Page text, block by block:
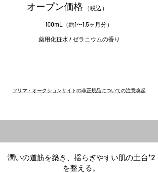
オープン価格 （税込）
100mL（約1〜1.5ヶ月分）
薬用化粧水 / ゼラニウムの香り
フリマ・オークションサイトの非正規品についての注意喚起
潤いの道筋を築き、揺らぎやすい肌の土台*2
を整える。